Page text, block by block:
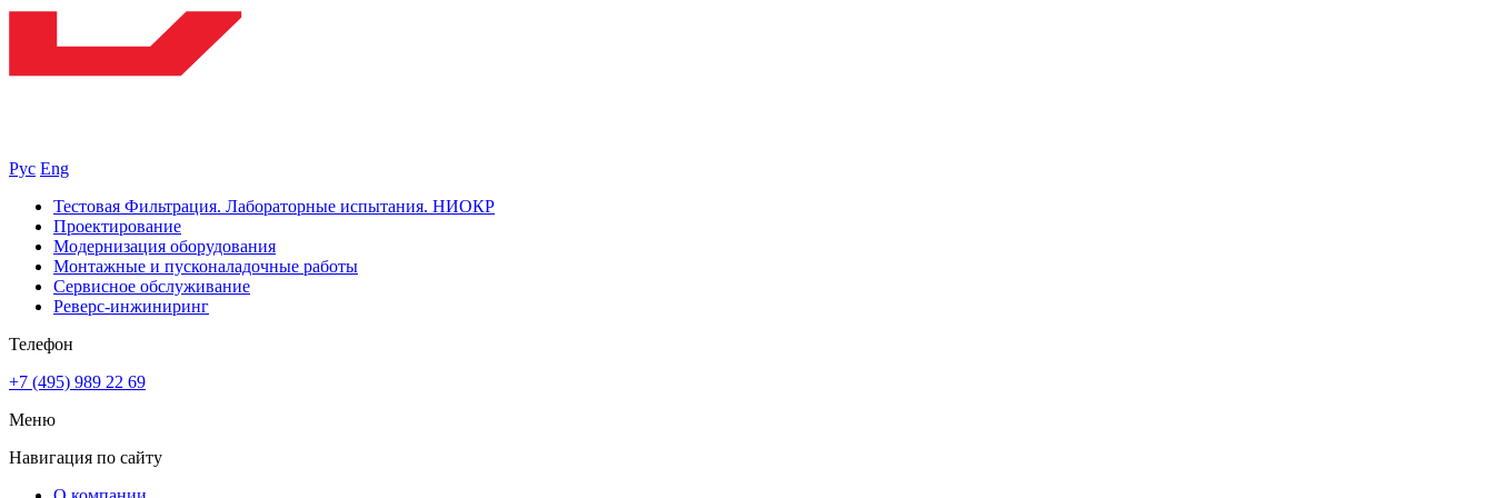
Рус Eng
Тестовая Фильтрация. Лабораторные испытания. НИОКР
Проектирование
Модернизация оборудования
Монтажные и пусконаладочные работы
Сервисное обслуживание
Реверс-инжиниринг
Телефон
+7 (495) 989 22 69
Меню
Навигация по сайту